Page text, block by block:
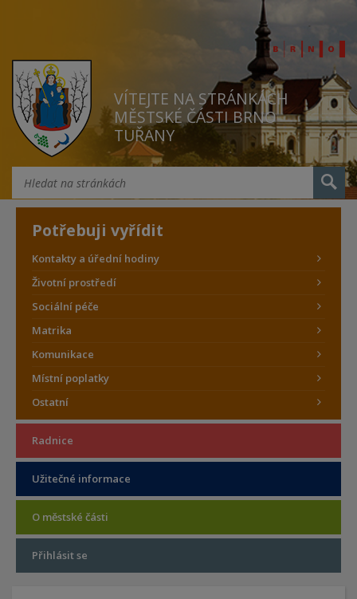
VÍTEJTE NA STRÁNKÁCH
MĚSTSKÉ ČÁSTI BRNO
TUŘANY
Potřebuji vyřídit
Kontakty a úřední hodiny
Životní prostředí
Sociální péče
Matrika
Komunikace
Místní poplatky
Ostatní
Radnice
Užitečné informace
O městské části
Přihlásit se